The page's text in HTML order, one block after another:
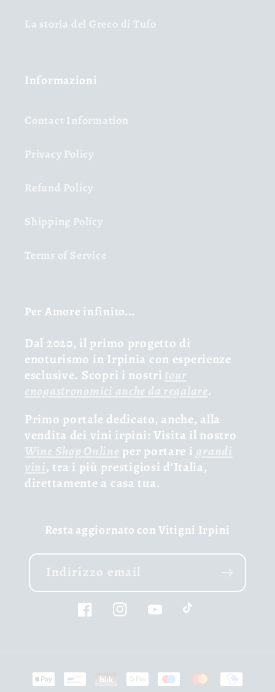
La storia del Greco di Tufo
Informazioni
Contact Information
Privacy Policy
Refund Policy
Shipping Policy
Terms of Service
Per Amore infinito...
Dal 2020, il primo progetto di
enoturismo in Irpinia con esperienze
esclusive. Scopri i nostri tour
enogastronomici anche da regalare.
Primo portale dedicato, anche, alla
vendita dei vini irpini: Visita il nostro
Wine Shop Online per portare i grandi
vini, tra i più prestigiosi d'Italia,
direttamente a casa tua.
Resta aggiornato con Vitigni Irpini
Indirizzo email
FacebookInstagramYouTubeTikTok
Metodi